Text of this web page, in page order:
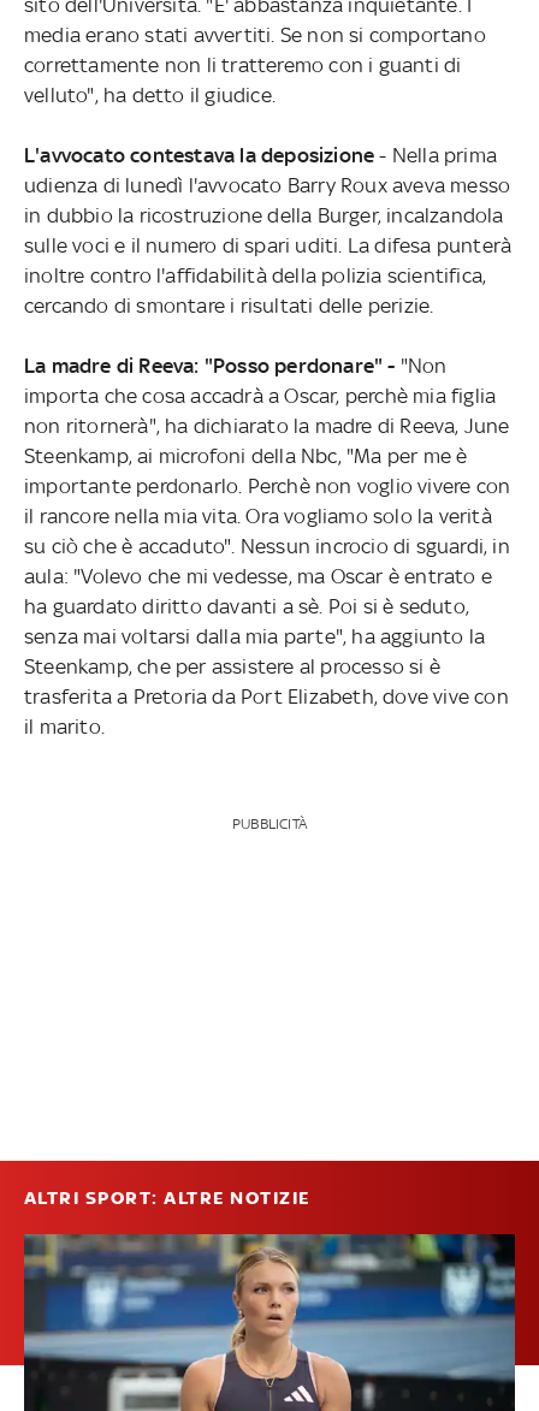
media erano stati avvertiti. Se non si comportano
correttamente non li tratteremo con i guanti di
velluto", ha detto il giudice.
L'avvocato contestava la deposizione - Nella prima
udienza di lunedì l'avvocato Barry Roux aveva messo
in dubbio la ricostruzione della Burger, incalzandola
sulle voci e il numero di spari uditi. La difesa punterà
inoltre contro l'affidabilità della polizia scientifica,
cercando di smontare i risultati delle perizie.
La madre di Reeva: "Posso perdonare" - "Non
importa che cosa accadrà a Oscar, perchè mia figlia
non ritornerà", ha dichiarato la madre di Reeva, June
Steenkamp, ai microfoni della Nbc, "Ma per me è
importante perdonarlo. Perchè non voglio vivere con
il rancore nella mia vita. Ora vogliamo solo la verità
su ciò che è accaduto". Nessun incrocio di sguardi, in
aula: "Volevo che mi vedesse, ma Oscar è entrato e
ha guardato diritto davanti a sè. Poi si è seduto,
senza mai voltarsi dalla mia parte", ha aggiunto la
Steenkamp, che per assistere al processo si è
trasferita a Pretoria da Port Elizabeth, dove vive con
il marito.
PUBBLICITÀ
ALTRI SPORT: ALTRE NOTIZIE